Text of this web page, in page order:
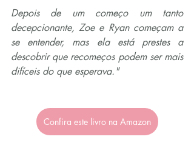
Depois de um começo um tanto
decepcionante, Zoe e Ryan começam a
se entender, mas ela está prestes a
descobrir que recomeços podem ser mais
difíceis do que esperava."
Confira este livro na Amazon